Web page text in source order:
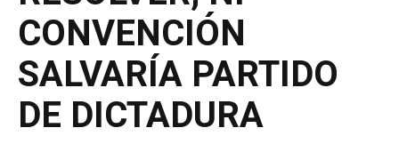
CONVENCIÓN
SALVARÍA PARTIDO
DE DICTADURA